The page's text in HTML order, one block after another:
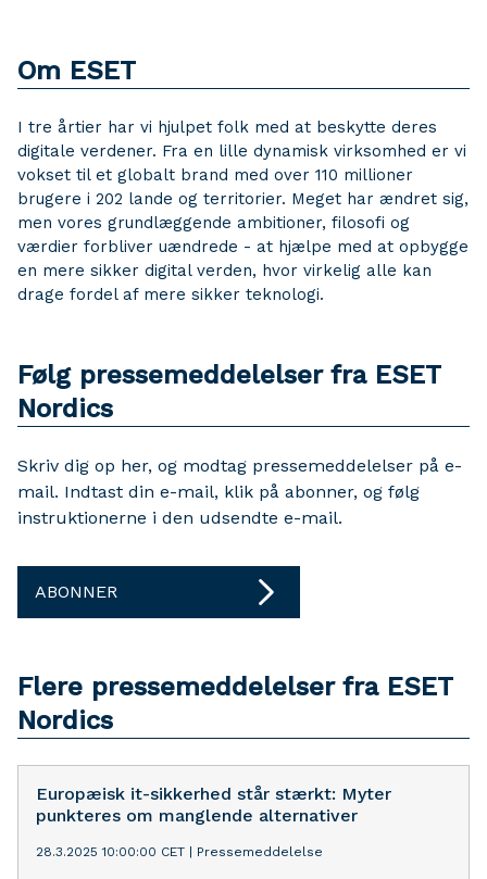
Om ESET
I tre årtier har vi hjulpet folk med at beskytte deres
digitale verdener. Fra en lille dynamisk virksomhed er vi
vokset til et globalt brand med over 110 millioner
brugere i 202 lande og territorier. Meget har ændret sig,
men vores grundlæggende ambitioner, filosofi og
værdier forbliver uændrede - at hjælpe med at opbygge
en mere sikker digital verden, hvor virkelig alle kan
drage fordel af mere sikker teknologi.
Følg pressemeddelelser fra ESET
Nordics
Skriv dig op her, og modtag pressemeddelelser på e-
mail. Indtast din e-mail, klik på abonner, og følg
instruktionerne i den udsendte e-mail.
ABONNER
Flere pressemeddelelser fra ESET
Nordics
Europæisk it-sikkerhed står stærkt: Myter
punkteres om manglende alternativer
28.3.2025 10:00:00 CET Pressemeddelelse